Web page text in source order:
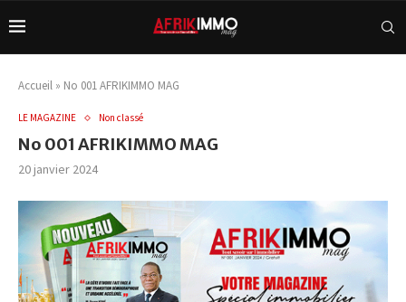
Accueil » No 001 AFRIKIMMO MAG
LE MAGAZINE Non classé
No 001 AFRIKIMMO MAG
20 janvier 2024